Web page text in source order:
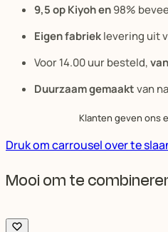
9,5 op Kiyoh en98%
Eigen fabrieklevering uit
Voor 14.00 uur besteld,
Duurzaam gemaaktvan
Klanten geven ons
Druk om carrousel over te
Mooi om te